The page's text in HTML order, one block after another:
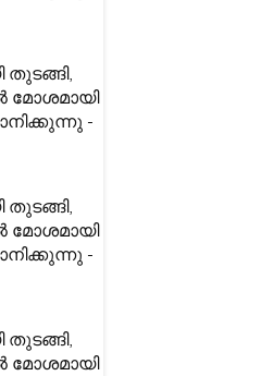
തുടങ്ങി,
മോശമായി
-
തുടങ്ങി,
മോശമായി
-
തുടങ്ങി,
മോശമായി